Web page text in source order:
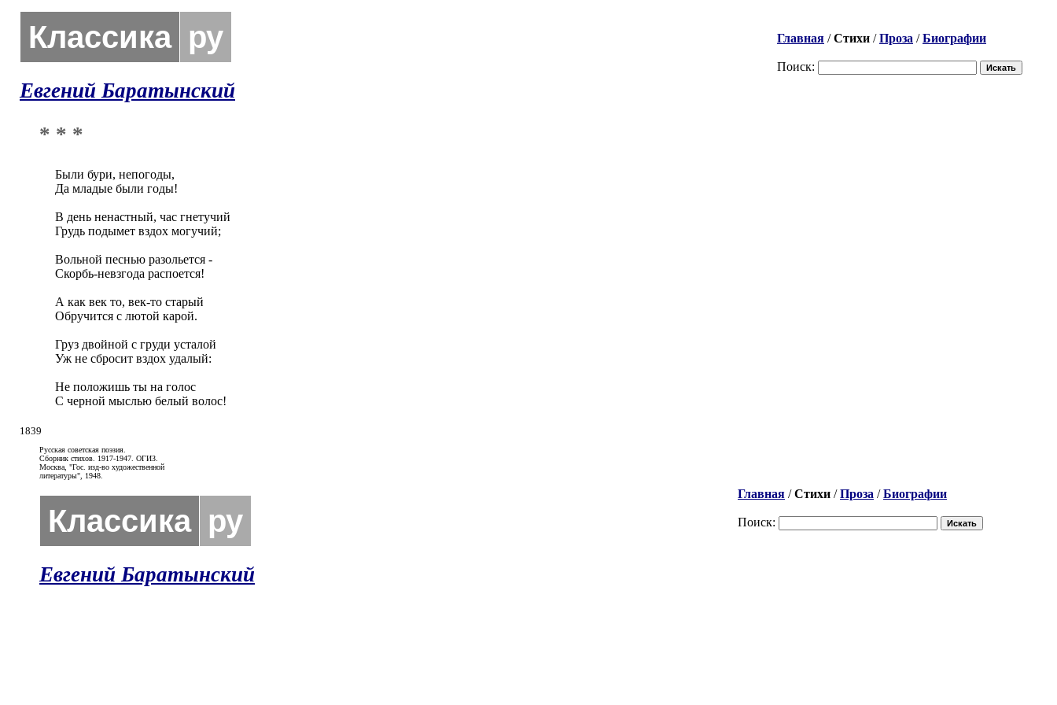
Главная /Стихи /Проза /Биографии
Поиск:
Классика ру
Евгений Баратынский
* * *
Были бури, непогоды,
Да младые были годы!
В день ненастный, час гнетучий
Грудь подымет вздох могучий;
Вольной песнью разольется -
Скорбь-невзгода распоется!
А как век то, век-то старый
Обручится с лютой карой.
Груз двойной с груди усталой
Уж не сбросит вздох удалый:
Не положишь ты на голос
С черной мыслью белый волос!
1839
Русская советская поэзия.
Сборник стихов. 1917-1947. ОГИЗ.
Москва, "Гос. изд-во художественной
литературы", 1948.
Главная /Стихи /Проза /Биографии
Поиск:
Классика ру
Евгений Баратынский